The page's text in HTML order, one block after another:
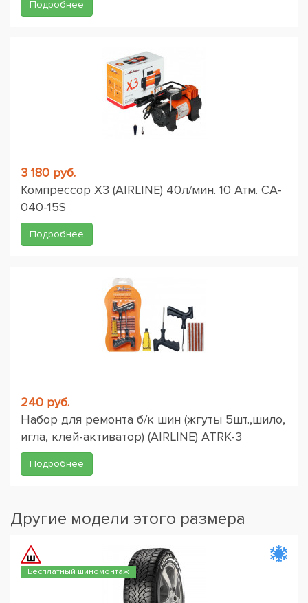
Подробнее
3 180 руб.
Компрессор X3 (AIRLINE) 40л/мин. 10 Атм. CA-
040-15S
Подробнее
240 руб.
Набор для ремонта б/к шин (жгуты 5шт.,шило,
игла, клей-активатор) (AIRLINE) ATRK-3
Подробнее
Другие модели этого размера
Бесплатный шиномонтаж